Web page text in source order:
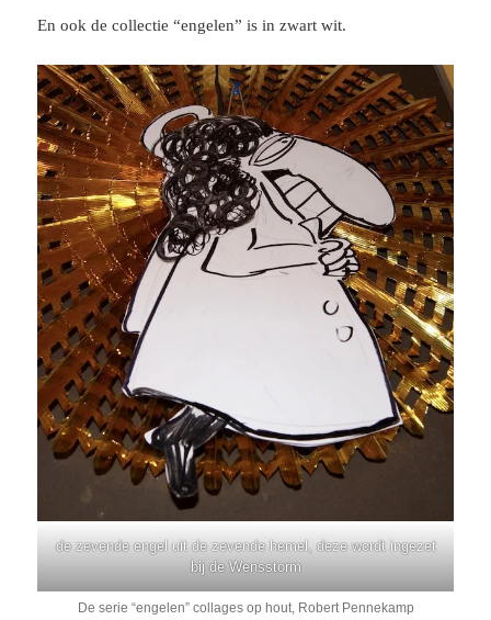
En ook de collectie “engelen” is in zwart wit.
de zevende engel uit de zevende hemel, deze wordt ingezet
bij de Wensstorm
De serie “engelen” collages op hout, Robert Pennekamp